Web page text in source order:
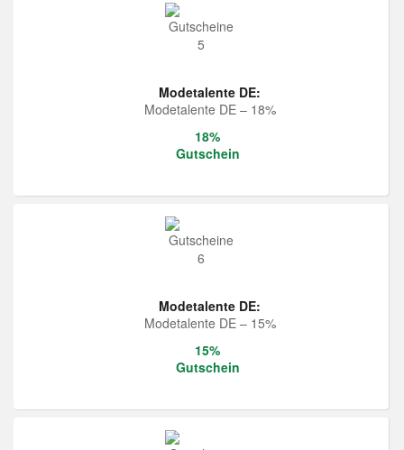
Modetalente DE:
Modetalente DE – 18%
18%
Gutschein
Modetalente DE:
Modetalente DE – 15%
15%
Gutschein